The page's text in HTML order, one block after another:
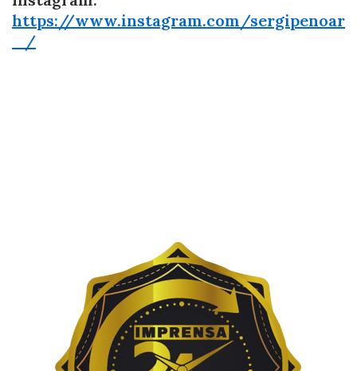
https://www.instagram.com/sergipenoar
_/